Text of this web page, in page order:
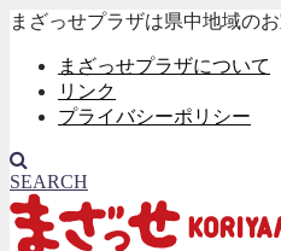
まざっせプラザは県中地域の
まざっせプラザについて
リンク
プライバシーポリシー
SEARCH